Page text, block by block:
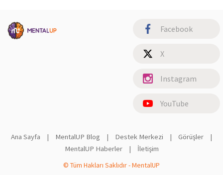
Facebook
X
Instagram
YouTube
Ana Sayfa | MentalUP Blog | Destek Merkezi | Görüşler
|
MentalUP Haberler
|
İletişim
© Tüm Hakları Saklıdır - MentalUP